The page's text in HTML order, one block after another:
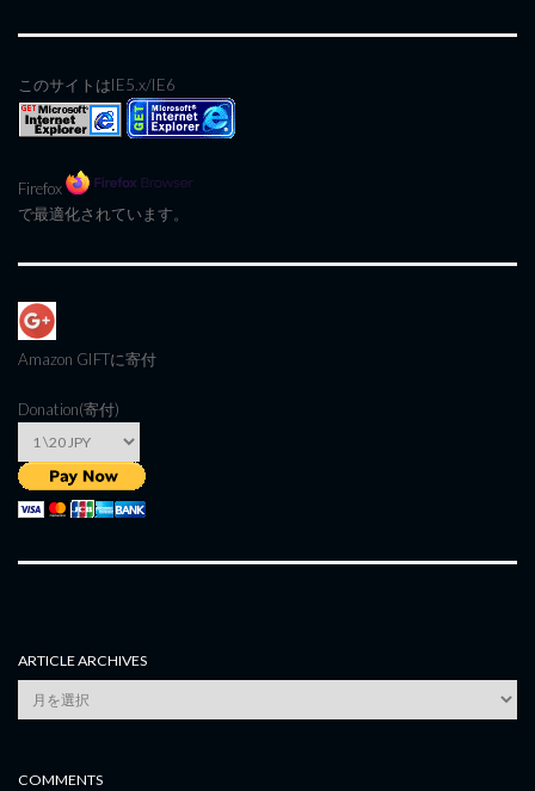
このサイトはIE5.x/IE6
Firefox
で最適化されています。
Amazon GIFTに寄付
Donation(寄付)
ARTICLE ARCHIVES
Article
Archives
COMMENTS